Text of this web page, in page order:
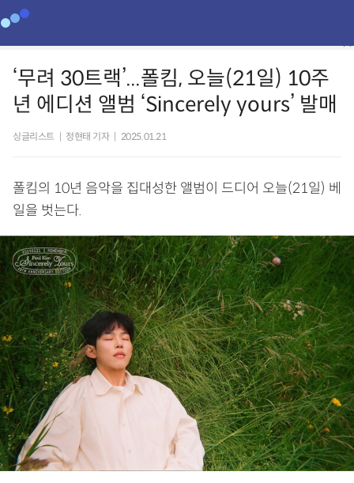
‘무려 30트랙’...폴킴, 오늘(21일) 10주
년 에디션 앨범 ‘Sincerely yours’ 발매
싱글리스트 정현태 기자 2025.01.21
폴킴의 10년 음악을 집대성한 앨범이 드디어 오늘(21일) 베
일을 벗는다.